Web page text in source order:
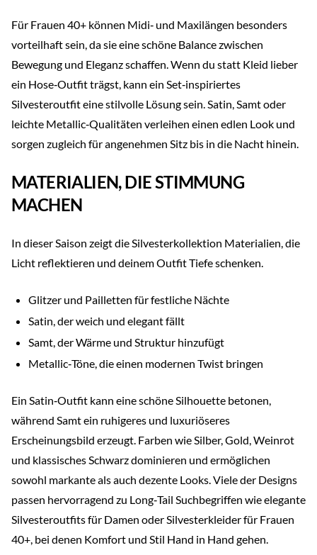
Für Frauen 40+ können Midi‑ und Maxilängen besonders
vorteilhaft sein, da sie eine schöne Balance zwischen
Bewegung und Eleganz schaffen. Wenn du statt Kleid lieber
ein Hose‑Outfit trägst, kann ein Set‑inspiriertes
Silvesteroutfit eine stilvolle Lösung sein. Satin, Samt oder
leichte Metallic‑Qualitäten verleihen einen edlen Look und
sorgen zugleich für angenehmen Sitz bis in die Nacht hinein.
MATERIALIEN, DIE STIMMUNG
MACHEN
In dieser Saison zeigt die Silvesterkollektion Materialien, die
Licht reflektieren und deinem Outfit Tiefe schenken.
Glitzer und Pailletten für festliche Nächte
Satin, der weich und elegant fällt
Samt, der Wärme und Struktur hinzufügt
Metallic‑Töne, die einen modernen Twist bringen
Ein Satin‑Outfit kann eine schöne Silhouette betonen,
während Samt ein ruhigeres und luxuriöseres
Erscheinungsbild erzeugt. Farben wie Silber, Gold, Weinrot
und klassisches Schwarz dominieren und ermöglichen
sowohl markante als auch dezente Looks. Viele der Designs
passen hervorragend zu Long‑Tail Suchbegriffen wie elegante
Silvesteroutfits für Damen oder Silvesterkleider für Frauen
40+, bei denen Komfort und Stil Hand in Hand gehen.